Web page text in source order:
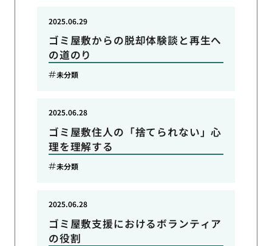
ゴミ屋敷からの脱却体験談と再生へ
の道のり
2025.06.29
未分類
ゴミ屋敷住人の「捨てられない」心
理を理解する
2025.06.28
未分類
ゴミ屋敷支援におけるボランティア
の役割
2025.06.28